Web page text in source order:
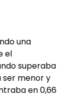
una
el
superaba
ser menor y
en 0,66